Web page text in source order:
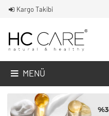
Kargo Takibi
MENÜ